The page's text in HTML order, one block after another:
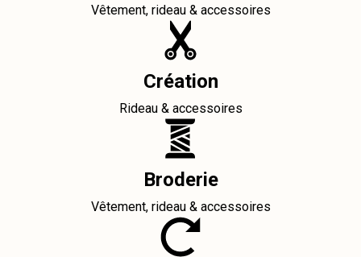
Vêtement, rideau & accessoires
Création
Rideau & accessoires
Broderie
Vêtement, rideau & accessoires